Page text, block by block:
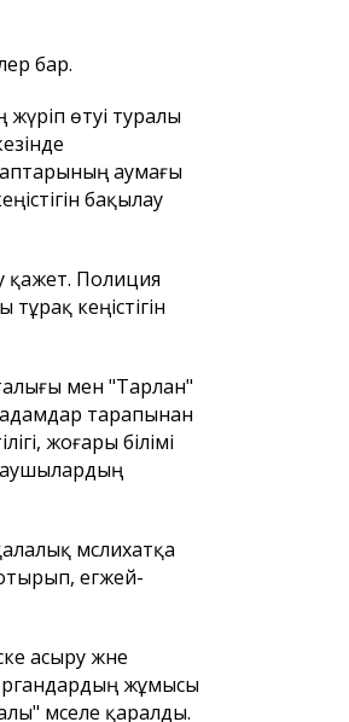
бар.
өтуі туралы
аумағы
бақылау
қажет. Полиция
кеңістігін
мен "Тарлан"
тарапынан
жоғары білімі
мәслихатқа
егжей-
асыру және
жұмысы
мәселе қаралды.